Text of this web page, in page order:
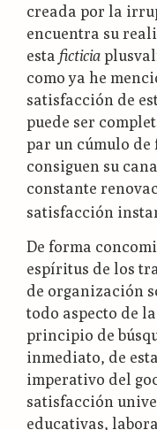
creada por la
encuentra su
esta ficticia
como ya he
satisfacción de
puede ser
par un cúmulo de
consiguen su
constante
satisfacción
De forma
espíritus de los
de organización
todo aspecto de
principio de
inmediato, de
imperativo del
satisfacción
educativas,